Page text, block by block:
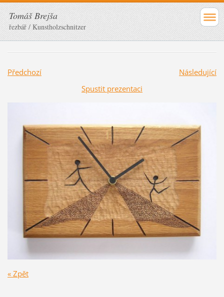
Tomáš Brejša
řezbář / Kunstholzschnitzer
Předchozí
Následující
Spustit prezentaci
« Zpět